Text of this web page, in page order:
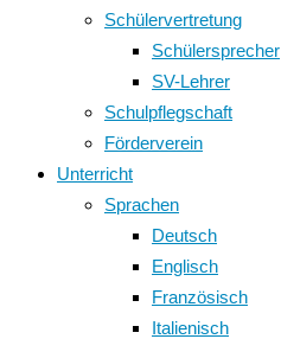
Schülervertretung
Schülersprecher
SV-Lehrer
Schulpflegschaft
Förderverein
Unterricht
Sprachen
Deutsch
Englisch
Französisch
Italienisch